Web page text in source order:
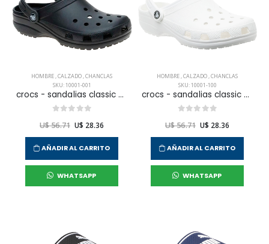
HOMBRE,CALZADO,CHANCLAS
SKU: 10001-001
crocs - sandalias classic clog para hombre
U$ 56.71 U$ 28.36
AÑADIR AL CARRITO
WHATSAPP
HOMBRE,CALZADO,CHANCLAS
SKU: 10001-100
crocs - sandalias classic clog para hombre
U$ 56.71 U$ 28.36
AÑADIR AL CARRITO
WHATSAPP